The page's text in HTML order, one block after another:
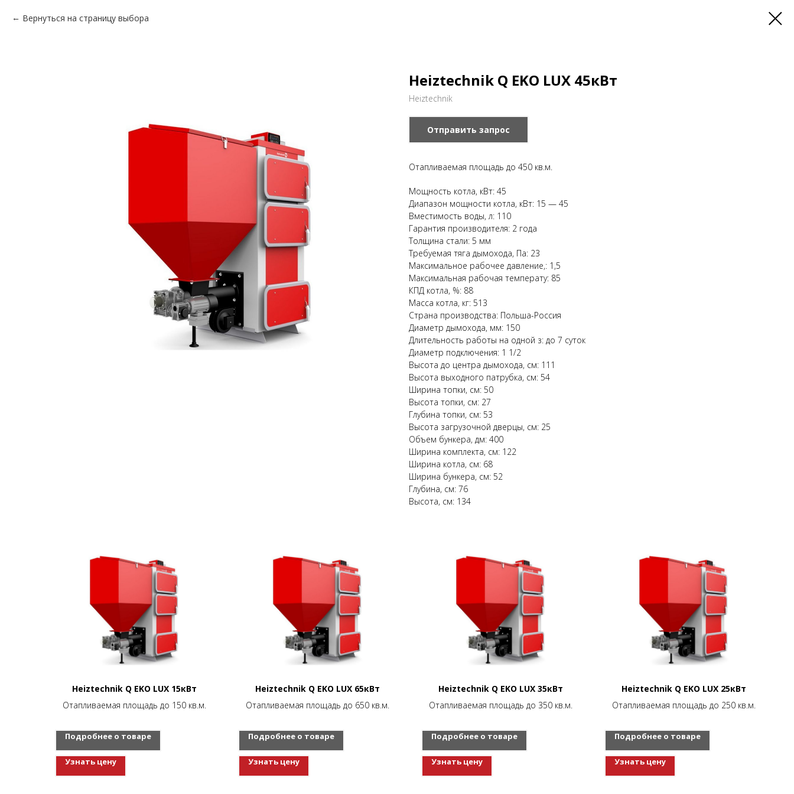
Вернуться на страницу выбора
Heiztechnik Q EKO LUX 45кВт
Heiztechnik
Отправить запрос
Отапливаемая площадь до 450 кв.м.
Мощность котла, кВт: 45
Диапазон мощности котла, кВт: 15 — 45
Вместимость воды, л: 110
Гарантия производителя: 2 года
Толщина стали: 5 мм
Требуемая тяга дымохода, Па: 23
Максимальное рабочее давление,: 1,5
Максимальная рабочая температу: 85
КПД котла, %: 88
Масса котла, кг: 513
Страна производства: Польша-Россия
Диаметр дымохода, мм: 150
Длительность работы на одной з: до 7 суток
Диаметр подключения: 1 1/2
Высота до центра дымохода, см: 111
Высота выходного патрубка, см: 54
Ширина топки, см: 50
Высота топки, см: 27
Глубина топки, см: 53
Высота загрузочной дверцы, см: 25
Объем бункера, дм: 400
Ширина комплекта, см: 122
Ширина котла, см: 68
Ширина бункера, см: 52
Глубина, см: 76
Высота, см: 134
Heiztechnik Q EKO LUX 15кВт
Отапливаемая площадь до 150 кв.м.
Подробнее о товаре
Узнать цену
Heiztechnik Q EKO LUX 65кВт
Отапливаемая площадь до 650 кв.м.
Подробнее о товаре
Узнать цену
Heiztechnik Q EKO LUX 35кВт
Отапливаемая площадь до 350 кв.м.
Подробнее о товаре
Узнать цену
Heiztechnik Q EKO LUX 25кВт
Отапливаемая площадь до 250 кв.м.
Подробнее о товаре
Узнать цену